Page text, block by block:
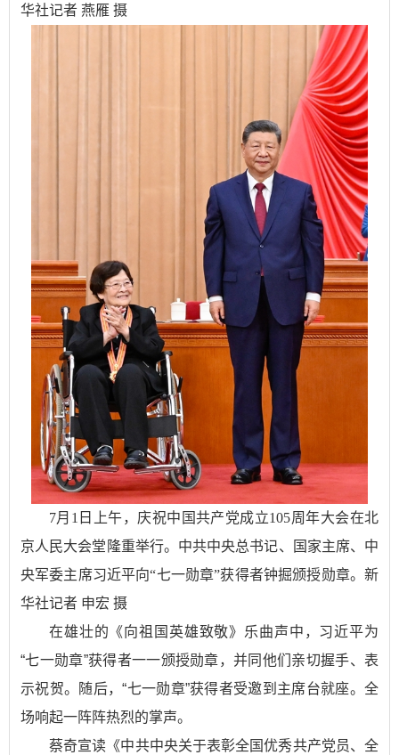
华社记者 燕雁 摄
7月1日上午，庆祝中国共产党成立105周年大会在北
京人民大会堂隆重举行。中共中央总书记、国家主席、中
央军委主席习近平向“七一勋章”获得者钟掘颁授勋章。新
华社记者 申宏 摄
在雄壮的《向祖国英雄致敬》乐曲声中，习近平为
“七一勋章”获得者一一颁授勋章，并同他们亲切握手、表
示祝贺。随后，“七一勋章”获得者受邀到主席台就座。全
场响起一阵阵热烈的掌声。
蔡奇宣读《中共中央关于表彰全国优秀共产党员、全